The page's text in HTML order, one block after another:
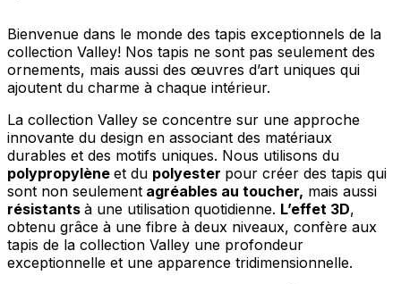
Bienvenue dans le monde des tapis exceptionnels de la
collection Valley! Nos tapis ne sont pas seulement des
ornements, mais aussi des œuvres d’art uniques qui
ajoutent du charme à chaque intérieur.
La collection Valley se concentre sur une approche
innovante du design en associant des matériaux
durables et des motifs uniques. Nous utilisons du
polypropylène et du polyester pour créer des tapis qui
sont non seulement agréables au toucher, mais aussi
résistants à une utilisation quotidienne. L’effet 3D,
obtenu grâce à une fibre à deux niveaux, confère aux
tapis de la collection Valley une profondeur
exceptionnelle et une apparence tridimensionnelle.